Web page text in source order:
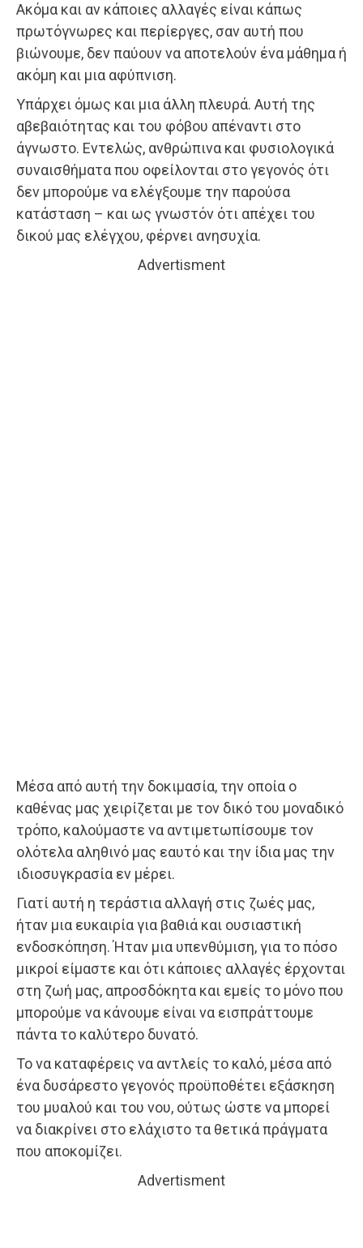
Ακόμα και αν κάποιες αλλαγές είναι κάπως
πρωτόγνωρες και περίεργες, σαν αυτή που
βιώνουμε, δεν παύουν να αποτελούν ένα μάθημα ή
ακόμη και μια αφύπνιση.
Υπάρχει όμως και μια άλλη πλευρά. Αυτή της
αβεβαιότητας και του φόβου απέναντι στο
άγνωστο. Εντελώς, ανθρώπινα και φυσιολογικά
συναισθήματα που οφείλονται στο γεγονός ότι
δεν μπορούμε να ελέγξουμε την παρούσα
κατάσταση – και ως γνωστόν ότι απέχει του
δικού μας ελέγχου, φέρνει ανησυχία.
Advertisment
Μέσα από αυτή την δοκιμασία, την οποία ο
καθένας μας χειρίζεται με τον δικό του μοναδικό
τρόπο, καλούμαστε να αντιμετωπίσουμε τον
ολότελα αληθινό μας εαυτό και την ίδια μας την
ιδιοσυγκρασία εν μέρει.
Γιατί αυτή η τεράστια αλλαγή στις ζωές μας,
ήταν μια ευκαιρία για βαθιά και ουσιαστική
ενδοσκόπηση. Ήταν μια υπενθύμιση, για το πόσο
μικροί είμαστε και ότι κάποιες αλλαγές έρχονται
στη ζωή μας, απροσδόκητα και εμείς το μόνο που
μπορούμε να κάνουμε είναι να εισπράττουμε
πάντα το καλύτερο δυνατό.
Το να καταφέρεις να αντλείς το καλό, μέσα από
ένα δυσάρεστο γεγονός προϋποθέτει εξάσκηση
του μυαλού και του νου, ούτως ώστε να μπορεί
να διακρίνει στο ελάχιστο τα θετικά πράγματα
που αποκομίζει.
Advertisment